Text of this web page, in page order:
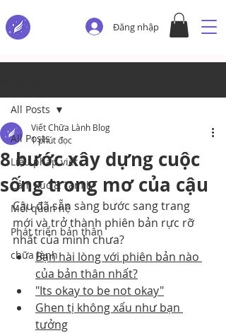
Đăng nhập
All Posts
Liệu pháp viết
Cảm xúc & Tâm lý
Mối quan hệ
Phát triển bản thân
chữa lành
All Posts
8 bước xây dựng cuộc
sống trong mơ của cậu
Viết Chữa Lành Blog
1 phút đọc
Cậu đã sẵn sàng bước sang trang
mới và trở thành phiên bản rực rỡ
nhất của mình chưa?
Bạn hài lòng với phiên bản nào
của bản thân nhất?
"Its okay to be not okay"
Ghen tị không xấu như bạn
tưởng